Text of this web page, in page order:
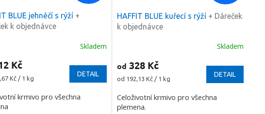
BLUE jehněčí s rýží +
k objednávce
Skladem
Kč
Kč / 1 kg
DETAIL
krmivo pro všechna
HAFFIT BLUE kuřecí s rýží + Dáreček
k objednávce
Skladem
od 328 Kč
Měrná
od 192,13 Kč / 1 kg
DETAIL
Celoživotní krmivo pro všechna
plemena.